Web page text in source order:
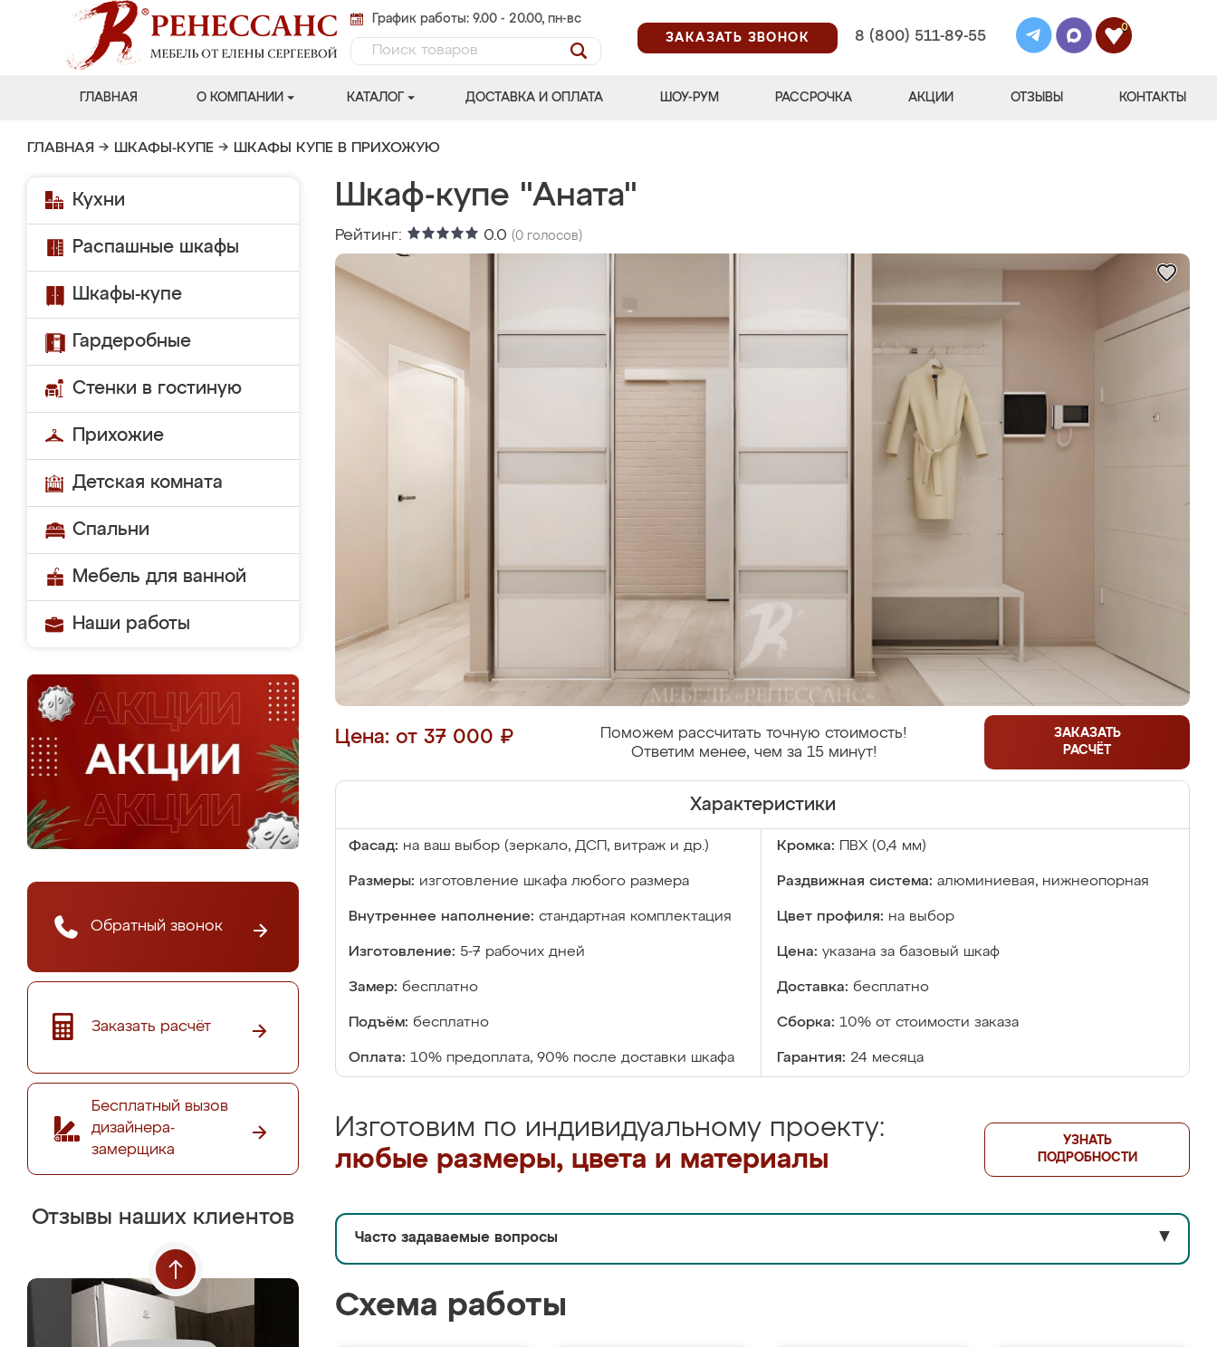
График работы: 9.00 - 20.00, пн-вс
ЗАКАЗАТЬ ЗВОНОК
8 (800) 511-89-55
0
ГЛАВНАЯ О КОМПАНИИ КАТАЛОГ ДОСТАВКА И ОПЛАТА ШОУ-РУМ РАССРОЧКА АКЦИИ ОТЗЫВЫ КОНТАКТЫ
ГЛАВНАЯ → ШКАФЫ-КУПЕ → ШКАФЫ КУПЕ В ПРИХОЖУЮ
Кухни
Распашные шкафы
Шкафы-купе
Гардеробные
Стенки в гостиную
Прихожие
Детская комната
Спальни
Мебель для ванной
Наши работы
Обратный звонок
Заказать расчёт
Бесплатный вызов
дизайнера-
замерщика
Отзывы наших клиентов
Шкаф-купе "Аната"
Рейтинг: 0.0 (0 голосов)
Цена: от 37 000 ₽
Поможем рассчитать точную стоимость!
Ответим менее, чем за 15 минут!
ЗАКАЗАТЬ
РАСЧЁТ
Характеристики
Фасад: на ваш выбор (зеркало, ДСП, витраж и др.) Кромка: ПВХ (0,4 мм)
Размеры: изготовление шкафа любого размера Раздвижная система: алюминиевая, нижнеопорная
Внутреннее наполнение: стандартная комплектация Цвет профиля: на выбор
Изготовление: 5-7 рабочих дней Цена: указана за базовый шкаф
Замер: бесплатно Доставка: бесплатно
Подъём: бесплатно Сборка: 10% от стоимости заказа
Оплата: 10% предоплата, 90% после доставки шкафа Гарантия: 24 месяца
Изготовим по индивидуальному проекту:
любые размеры, цвета и материалы
УЗНАТЬ
ПОДРОБНОСТИ
Часто задаваемые вопросы ▼
Схема работы